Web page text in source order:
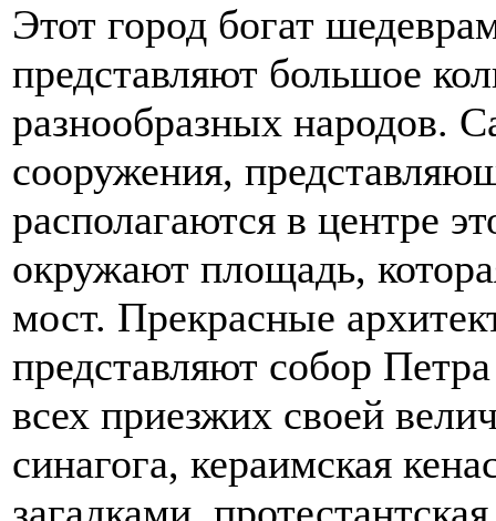
Этот город богат
представляют большое
разнообразных народов.
сооружения,
располагаются в центре
окружают площадь,
мост. Прекрасные
представляют собор
всех приезжих своей
синагога, кераимская